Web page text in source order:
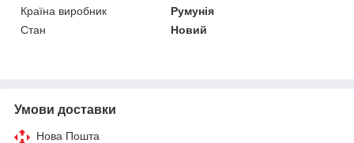
Країна виробник
Румунія
Стан
Новий
Умови доставки
Нова Пошта